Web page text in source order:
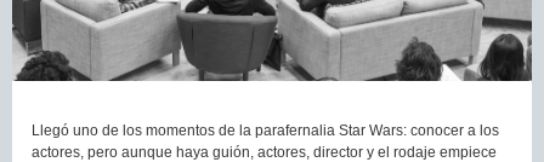
Llegó uno de los momentos de la parafernalia Star Wars: conocer a los
actores, pero aunque haya guión, actores, director y el rodaje empiece